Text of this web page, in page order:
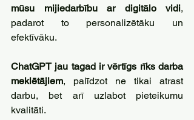
mūsu mijiedarbību ar digitālo vidi,
padarot to personalizētāku un
efektīvāku.
ChatGPT jau tagad ir vērtīgs rīks darba
meklētājiem, palīdzot ne tikai atrast
darbu, bet arī uzlabot pieteikumu
kvalitāti.